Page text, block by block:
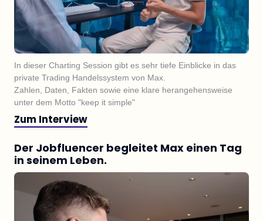
In dieser Charting Session gibt es sehr tiefe Einblicke in das
private Trading Handelssystem von Max.
Zahlen, Daten, Fakten sowie eine klare herangehensweise
unter dem Motto "keep it simple"
Zum Interview
Der Jobfluencer begleitet Max einen Tag
in seinem Leben.